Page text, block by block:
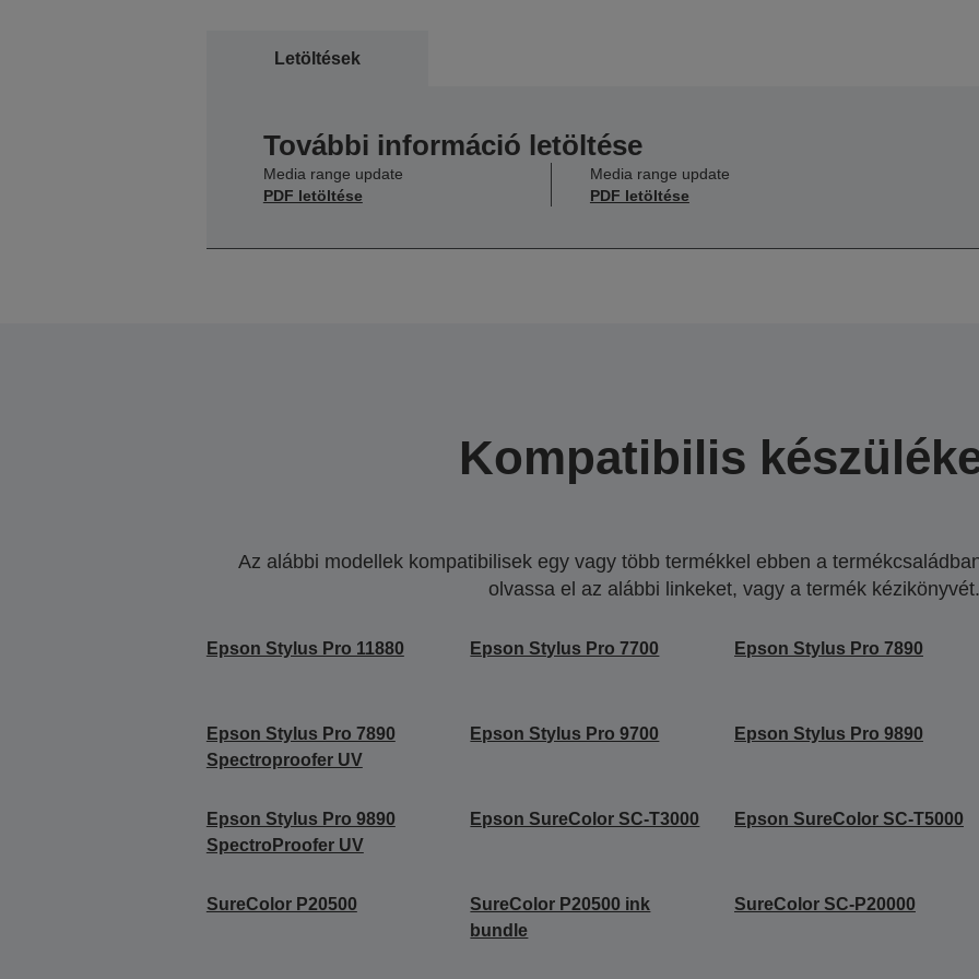
Letöltések
További információ letöltése
Media range update
PDF letöltése
Media range update
PDF letöltése
Kompatibilis
Az alábbi modellek kompatibilisek egy vagy több termékkel ebben a
olvassa el az alábbi linkeket, vagy a termék kézikönyvét.
Epson Stylus Pro 11880 Epson Stylus Pro 7700 Epson Stylus Pro 7890
Epson Stylus Pro 7890
Spectroproofer UV
Epson Stylus Pro 9700 Epson Stylus Pro 9890
Epson Stylus Pro 9890
SpectroProofer UV
Epson SureColor SC-T3000 Epson SureColor SC-T5000
SureColor P20500
SureColor P20500 ink
bundle
SureColor SC-P20000